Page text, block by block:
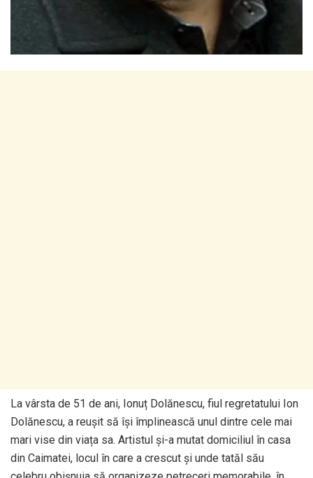
La vârsta de 51 de ani, Ionuț Dolănescu, fiul regretatului Ion
Dolănescu, a reușit să își împlinească unul dintre cele mai
mari vise din viața sa. Artistul și-a mutat domiciliul în casa
din Caimatei, locul în care a crescut și unde tatăl său